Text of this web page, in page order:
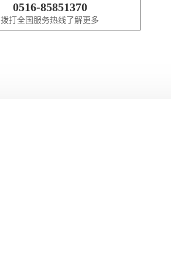
0516-85851370
拨打全国服务热线了解更多